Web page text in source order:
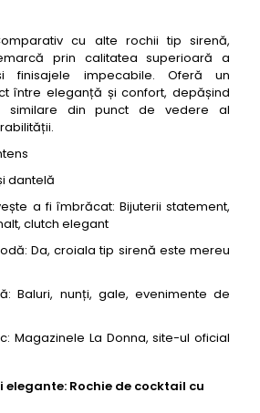
cu alte rochii tip sirenă,
prin calitatea superioară a
finisajele impecabile. Oferă un
între eleganță și confort, depășind
similare din punct de vedere al
dantelă
a fi îmbrăcat: Bijuterii statement,
clutch elegant
Da, croiala tip sirenă este mereu
Baluri, nunți, gale, evenimente de
Magazinele La Donna, site-ul oficial
elegante: Rochie de cocktail cu